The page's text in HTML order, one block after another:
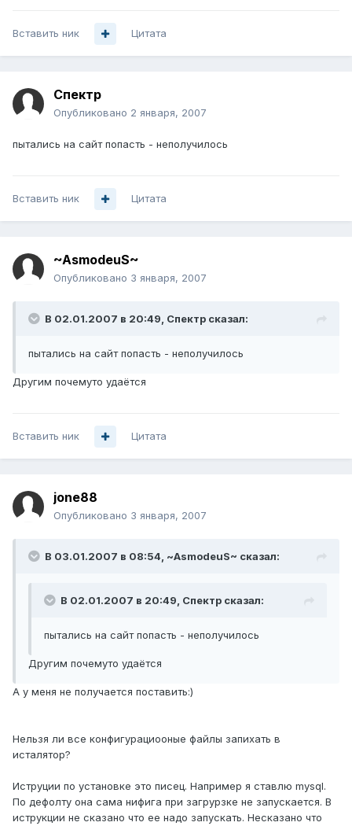
Вставить ник Цитата
Спектр
Опубликовано 2 января, 2007
пытались на сайт попасть - неполучилось
Вставить ник Цитата
~AsmodeuS~
Опубликовано 3 января, 2007
В 02.01.2007 в 20:49, Спектр сказал:
пытались на сайт попасть - неполучилось
Другим почемуто удаётся
Вставить ник Цитата
jone88
Опубликовано 3 января, 2007
В 03.01.2007 в 08:54, ~AsmodeuS~ сказал:
В 02.01.2007 в 20:49, Спектр сказал:
пытались на сайт попасть - неполучилось
Другим почемуто удаётся
А у меня не получается поставить:)
Нельзя ли все конфигурациооные файлы запихать в
исталятор?
Иструции по установке это писец. Например я ставлю mysql.
По дефолту она сама нифига при загрурзке не запускается. В
иструкции не сказано что ее надо запускать. Несказано что